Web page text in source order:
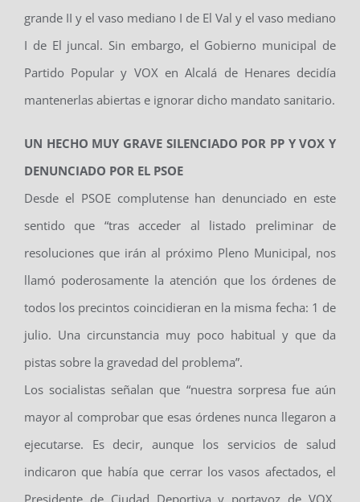
grande II y el vaso mediano I de El Val y el vaso mediano
I de El juncal. Sin embargo, el Gobierno municipal de
Partido Popular y VOX en Alcalá de Henares decidía
mantenerlas abiertas e ignorar dicho mandato sanitario.
UN HECHO MUY GRAVE SILENCIADO POR PP Y VOX Y
DENUNCIADO POR EL PSOE
Desde el PSOE complutense han denunciado en este
sentido que “tras acceder al listado preliminar de
resoluciones que irán al próximo Pleno Municipal, nos
llamó poderosamente la atención que los órdenes de
todos los precintos coincidieran en la misma fecha: 1 de
julio. Una circunstancia muy poco habitual y que da
pistas sobre la gravedad del problema”.
Los socialistas señalan que “nuestra sorpresa fue aún
mayor al comprobar que esas órdenes nunca llegaron a
ejecutarse. Es decir, aunque los servicios de salud
indicaron que había que cerrar los vasos afectados, el